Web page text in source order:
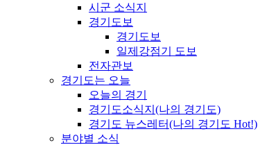
시군 소식지
경기도보
경기도보
일제강점기 도보
전자관보
경기도는 오늘
오늘의 경기
경기도소식지(나의 경기도)
경기도 뉴스레터(나의 경기도 Hot!)
분야별 소식